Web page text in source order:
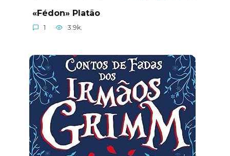
«Fédon» Platão
1 3.9k.